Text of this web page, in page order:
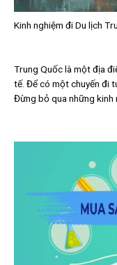
Kinh nghiệm đi Du lịch
Trung Quốc là một địa
tế. Để có một chuyến đi
Đừng bỏ qua những kinh